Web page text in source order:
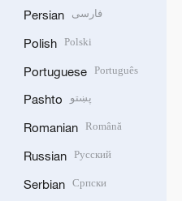
Persian فارسی
Polish Polski
Portuguese Português
Pashto پښتو
Romanian Română
Russian Русский
Serbian Српски